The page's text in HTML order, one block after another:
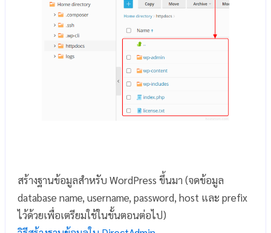
สร้างฐานข้อมูลสำหรับ WordPress ขึ้นมา (จดข้อมูล
database name, username, password, host และ prefix
ไว้ด้วยเพื่อเตรียมใช้ในขั้นตอนต่อไป)